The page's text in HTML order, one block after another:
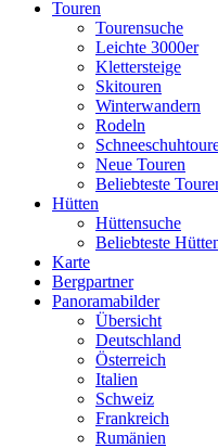
Touren
Tourensuche
Leichte 3000er
Klettersteige
Skitouren
Winterwandern
Rodeln
Neue Touren
Beliebteste
Hütten
Hüttensuche
Beliebteste
Karte
Bergpartner
Panoramabilder
Übersicht
Deutschland
Österreich
Italien
Schweiz
Frankreich
Rumänien